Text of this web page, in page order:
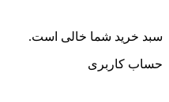
سبد خرید شما خالی است.
حساب کاربری